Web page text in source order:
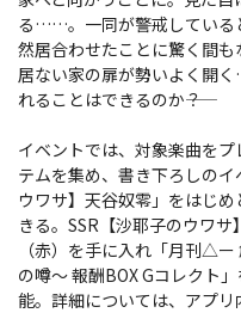
る……。一同が警戒している
然居合わせたことに驚く間
居ない家の扉が勢いよく開
れることはできるのか――？
イベントでは、対象楽曲を
テムを集め、書き下ろしの
ウワサ】天谷奴零」をはじ
きる。SSR【沙耶子のウワ
（赤）を手に入れ「月刊△
の噂～ 報酬BOX Gコレクト
能。詳細については、アプリ